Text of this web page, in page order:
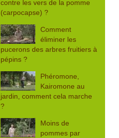
contre les vers de la pomme
(carpocapse) ?
Comment
éliminer les
pucerons des arbres fruitiers à
pépins ?
Phéromone,
Kairomone au
jardin, comment cela marche
?
Moins de
pommes par